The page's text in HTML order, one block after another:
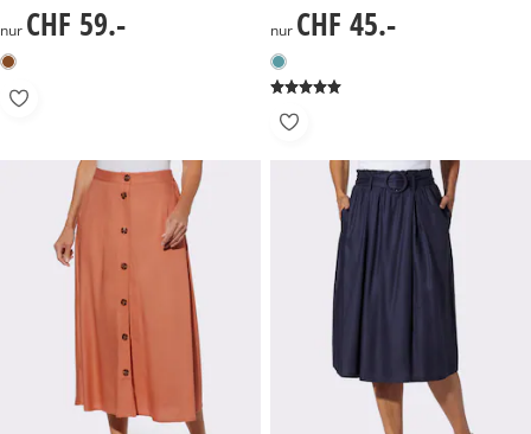
CHF 59.-
nur CHF 59.-
CHF 45.-
nur CHF 45.-